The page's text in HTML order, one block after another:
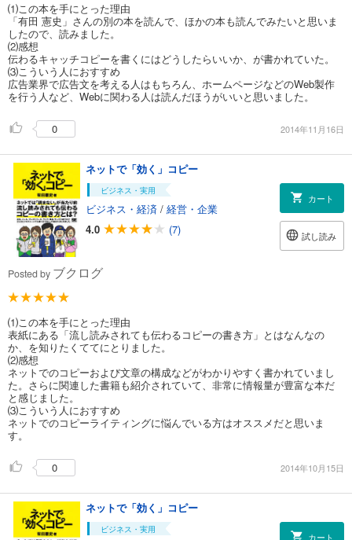
⑴この本を手にとった理由
「有田 憲史」さんの別の本を読んで、ほかの本も読んでみたいと思いま
したので、読みました。
⑵感想
伝わるキャッチコピーを書くにはどうしたらいいか、が書かれていた。
⑶こういう人におすすめ
広告業界で広告文を考える人はもちろん、ホームページなどのWeb製作
を行う人など、Webに関わる人は読んだほうがいいと思いました。
0 2014年11月16日
ネットで「効く」コピー
ビジネス・実用
ビジネス・経済 / 経営・企業
4.0
(7)
カート
試し読み
Posted by ブクログ
⑴この本を手にとった理由
表紙にある「流し読みされても伝わるコピーの書き方」とはなんなの
か、を知りたくててにとりました。
⑵感想
ネットでのコピーおよび文章の構成などがわかりやすく書かれていまし
た。さらに関連した書籍も紹介されていて、非常に情報量が豊富な本だ
と感じました。
⑶こういう人におすすめ
ネットでのコピーライティングに悩んでいる方はオススメだと思いま
す。
0 2014年10月15日
ネットで「効く」コピー
ビジネス・実用
カート